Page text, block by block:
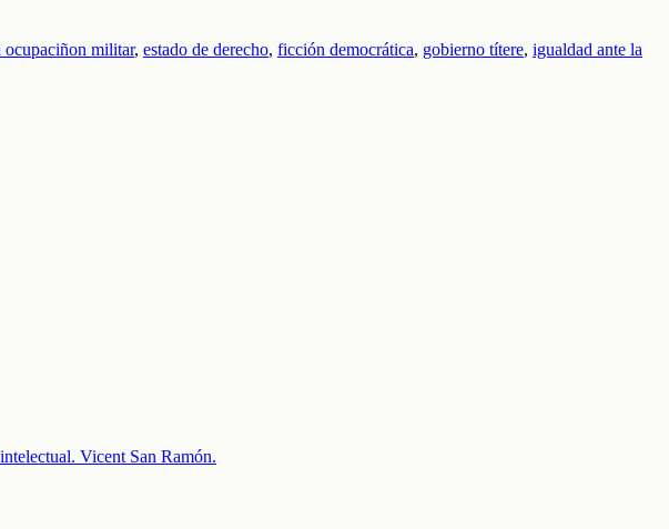
ocupaciñon militar, estado de derecho, ficción democrática, gobierno títere, igualdad ante la
Vicent San Ramón.